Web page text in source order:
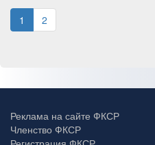
1 2
Реклама на сайте ФКСР
Членство ФКСР